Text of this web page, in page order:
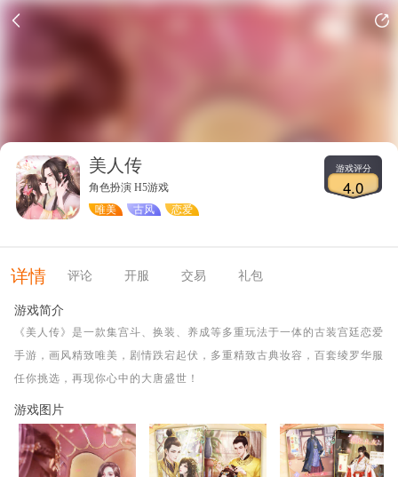
美人传
角色扮演 H5游戏
唯美
古风 恋爱
游戏评分
4.0
详情 评论 开服 交易 礼包
游戏简介
《美人传》是一款集宫斗、换装、养成等多重玩法于一体的古装宫廷恋爱
手游，画风精致唯美，剧情跌宕起伏，多重精致古典妆容，百套绫罗华服
任你挑选，再现你心中的大唐盛世！
游戏图片